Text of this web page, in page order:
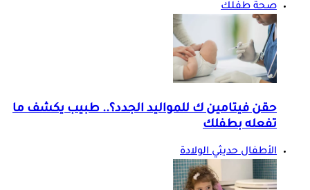
صحة طفلك
حقن فيتامين ك للمواليد الجدد؟.. طبيب يكشف ما
تفعله بطفلك
الأطفال حديثي الولادة